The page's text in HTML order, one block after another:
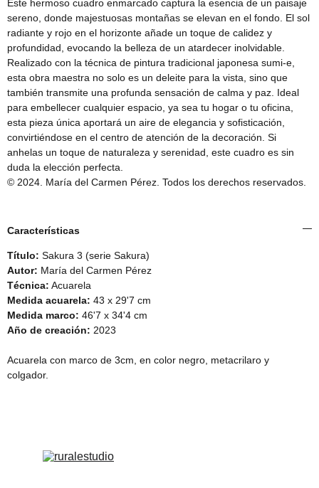
Este hermoso cuadro enmarcado captura la esencia de un paisaje
sereno, donde majestuosas montañas se elevan en el fondo. El sol
radiante y rojo en el horizonte añade un toque de calidez y
profundidad, evocando la belleza de un atardecer inolvidable.
Realizado con la técnica de pintura tradicional japonesa sumi-e,
esta obra maestra no solo es un deleite para la vista, sino que
también transmite una profunda sensación de calma y paz. Ideal
para embellecer cualquier espacio, ya sea tu hogar o tu oficina,
esta pieza única aportará un aire de elegancia y sofisticación,
convirtiéndose en el centro de atención de la decoración. Si
anhelas un toque de naturaleza y serenidad, este cuadro es sin
duda la elección perfecta.
© 2024. María del Carmen Pérez. Todos los derechos reservados.
Características
Título: Sakura 3 (serie Sakura)
Autor: María del Carmen Pérez
Técnica: Acuarela
Medida acuarela: 43 x 29'7 cm
Medida marco: 46'7 x 34'4 cm
Año de creación: 2023
Acuarela con marco de 3cm, en color negro, metacrilaro y
colgador.